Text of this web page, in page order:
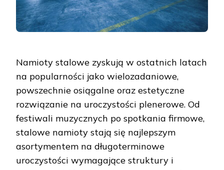
Namioty stalowe zyskują w ostatnich latach
na popularności jako wielozadaniowe,
powszechnie osiągalne oraz estetyczne
rozwiązanie na uroczystości plenerowe. Od
festiwali muzycznych po spotkania firmowe,
stalowe namioty stają się najlepszym
asortymentem na długoterminowe
uroczystości wymagające struktury i